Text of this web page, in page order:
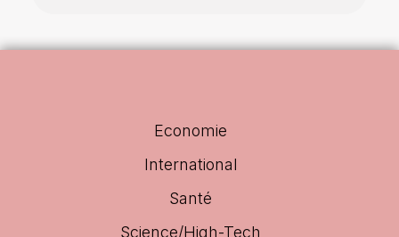
Economie
International
Santé
Science/High-Tech